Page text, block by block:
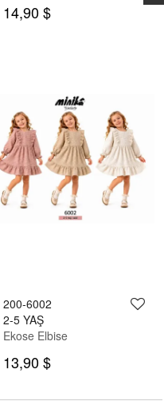
14,90 $
200-6002
2-5 YAŞ
Ekose Elbise
13,90 $